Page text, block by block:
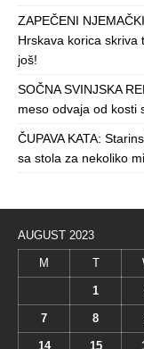
ZAPEČENI
Hrskava korica skriva
još!
SOČNA SVINJSKA
meso odvaja od kosti
ČUPAVA KATA:
sa stola za nekoliko
AUGUST 2023
M T
1
7 8
14 15